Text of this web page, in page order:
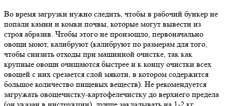
Во время загрузки нужно следить, чтобы в рабочий бункер не
попали камни и комки почвы, которые могут вывести из
строя абразив. Чтобы этого не произошло, первоначально
овощи моют, калибруют (калибруют по размерам для того,
чтобы снизить отходы при машинной очистке, так как
крупные овощи очищаются быстрее и к концу очистки всех
овощей с них срезается слой мякоти, в котором содержится
большое количество пищевых веществ). Не рекомендуется
загружать овощечистку-картофелечистку до верхнего предела
(он указан в инструкции), лучше закладывать на 1-2 кг